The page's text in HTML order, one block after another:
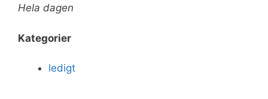
Hela dagen
Kategorier
ledigt